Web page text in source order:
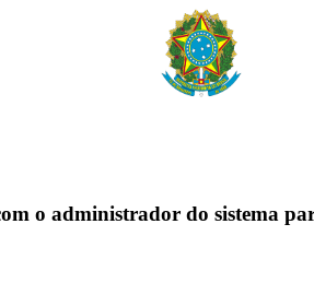
o administrador do sistema